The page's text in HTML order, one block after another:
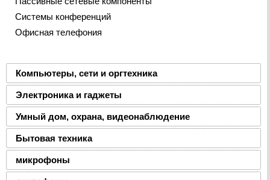
Системы конференций
Офисная телефония
Компьютеры, сети и оргтехника
Электроника и гаджеты
Умный дом, охрана, видеонаблюдение
Бытовая техника
микрофоны